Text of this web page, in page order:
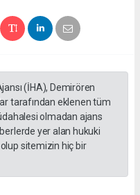
(İHA), Demirören
tarafından eklenen tüm
olmadan ajans
yer alan hukuki
sitemizin hiç bir